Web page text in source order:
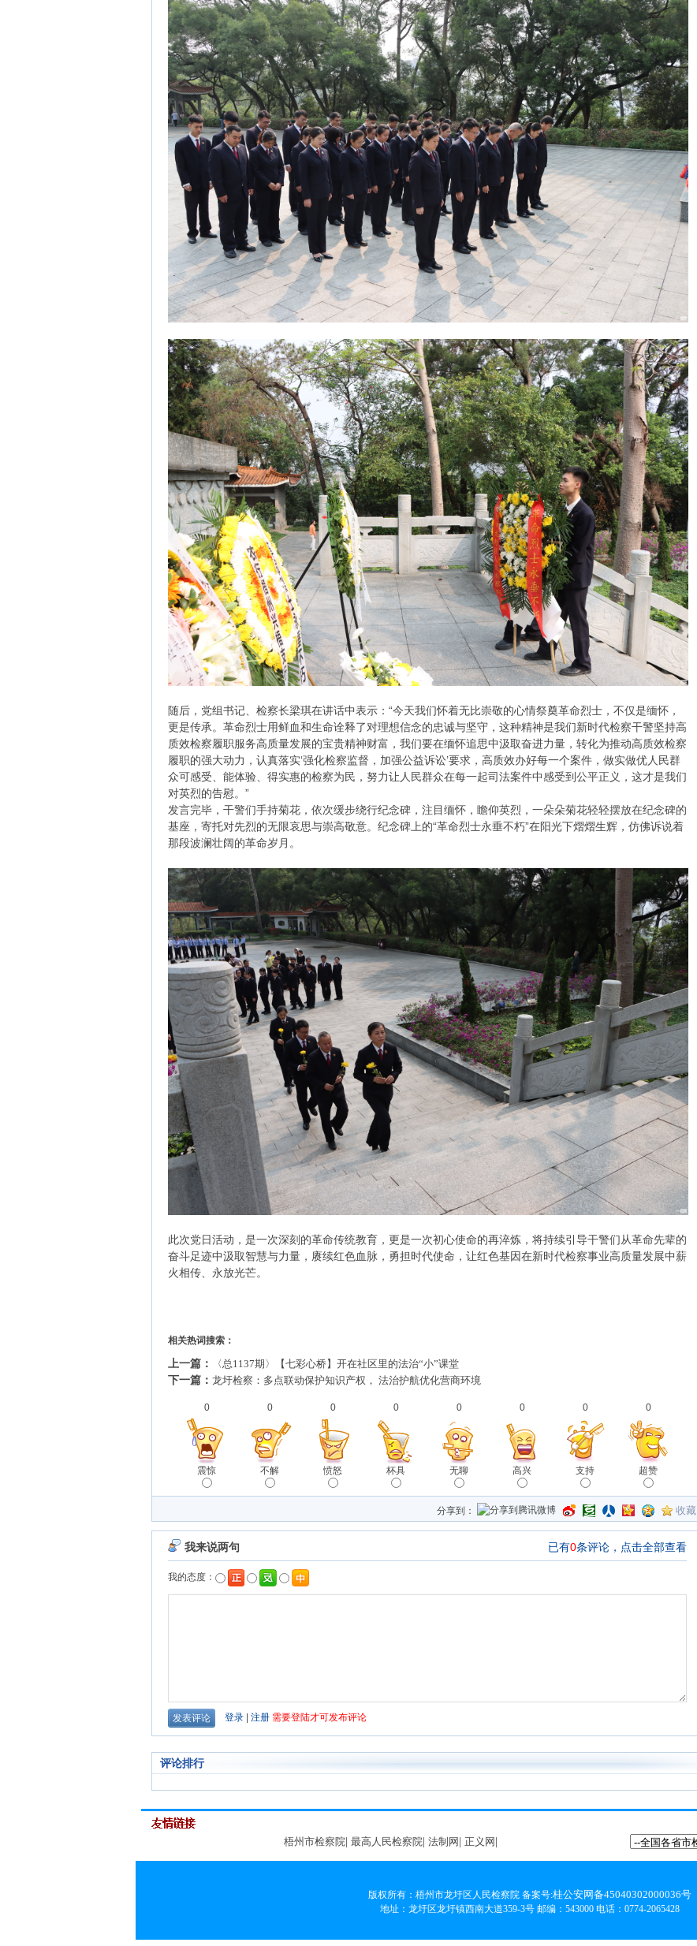
随后，党组书记、检察长梁琪在讲话中表示：“今天我们怀着无比崇敬的心情祭奠革命烈士，不仅是缅怀，
更是传承。革命烈士用鲜血和生命诠释了对理想信念的忠诚与坚守，这种精神是我们新时代检察干警坚持高
质效检察履职服务高质量发展的宝贵精神财富，我们要在缅怀追思中汲取奋进力量，转化为推动高质效检察
履职的强大动力，认真落实‘强化检察监督，加强公益诉讼’要求，高质效办好每一个案件，做实做优人民群
众可感受、能体验、得实惠的检察为民，努力让人民群众在每一起司法案件中感受到公平正义，这才是我们
对英烈的告慰。”
发言完毕，干警们手持菊花，依次缓步绕行纪念碑，注目缅怀，瞻仰英烈，一朵朵菊花轻轻摆放在纪念碑的
基座，寄托对先烈的无限哀思与崇高敬意。纪念碑上的“革命烈士永垂不朽”在阳光下熠熠生辉，仿佛诉说着
那段波澜壮阔的革命岁月。
此次党日活动，是一次深刻的革命传统教育，更是一次初心使命的再淬炼，将持续引导干警们从革命先辈的
奋斗足迹中汲取智慧与力量，赓续红色血脉，勇担时代使命，让红色基因在新时代检察事业高质量发展中薪
火相传、永放光芒。
相关热词搜索：
上一篇： 〈总1137期〉【七彩心桥】开在社区里的法治“小”课堂
下一篇： 龙圩检察：多点联动保护知识产权， 法治护航优化营商环境
0
震惊
0
不解
0
愤怒
0
杯具
0
无聊
0
高兴
0
支持
0
超赞
分享到： 收藏
评论排行
梧州市检察院| 最高人民检察院| 法制网 正义网
版权所有：梧州市龙圩区人民检察院 备案号:桂公安网备45040302000036号
地址：龙圩区龙圩镇西南大道359-3号 邮编：543000 电话：0774-2065428